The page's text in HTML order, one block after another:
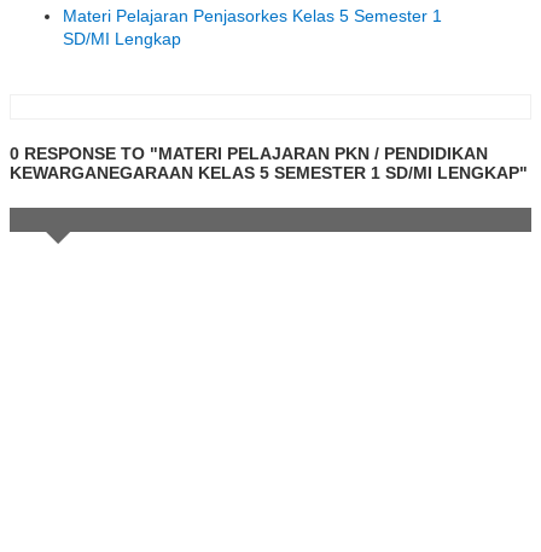
Materi Pelajaran Penjasorkes Kelas 5 Semester 1
SD/MI Lengkap
0 RESPONSE TO "MATERI PELAJARAN PKN / PENDIDIKAN
KEWARGANEGARAAN KELAS 5 SEMESTER 1 SD/MI LENGKAP"